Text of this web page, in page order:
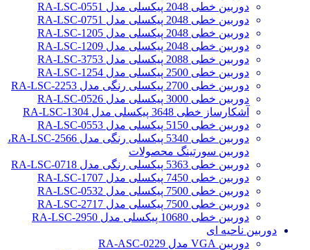
دوربین خطی 2048 پیکسلی مدل RA-LSC-0551
دوربین خطی 2048 پیکسلی مدل RA-LSC-0751
دوربین خطی 2048 پیکسلی مدل RA-LSC-1205
دوربین خطی 2048 پیکسلی مدل RA-LSC-1209
دوربین خطی 2088 پیکسلی مدل RA-LSC-3753
دوربین خطی 2500 پیکسلی مدل RA-LSC-1254
دوربین خطی 2700 پیکسلی رنگی مدل RA-LSC-2253
دوربین خطی 3000 پیکسلی مدل RA-LSC-0526
آشکارساز خطی 3648 پیکسلی مدل RA-LSC-1304
دوربین خطی 5150 پیکسلی مدل RA-LSC-0553
دوربین خطی 5340 پیکسلی رنگی مدل RA-LSC-2566،
دوربین سورتینگ محصولات
دوربین خطی 5363 پیکسلی رنگی مدل RA-LSC-0718
دوربین خطی 7450 پیکسلی مدل RA-LSC-1707
دوربین خطی 7500 پیکسلی مدل RA-LSC-0532
دوربین خطی 7500 پیکسلی مدل RA-LSC-2717
دوربین خطی 10680 پیکسلی مدل RA-LSC-2950
دوربین ناحیه ای
دوربین VGA مدل RA-ASC-0229